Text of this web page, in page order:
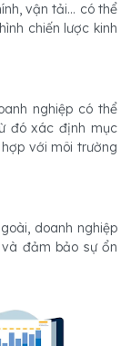
vận tải... có thể
chiến lược kinh
nghiệp có thể
đó xác định mục
với môi trường
doanh nghiệp
đảm bảo sự ổn